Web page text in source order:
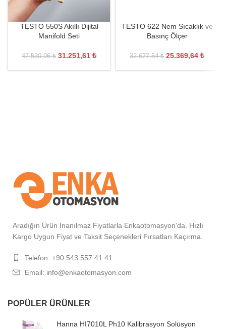
TESTO 550S Akıllı Dijital
Manifold Seti
47.530,96₺ 31.251,61 ₺
TESTO 622 Nem Sıcaklık ve
Basınç Ölçer
32.677,54₺ 25.369,64 ₺
Aradığın Ürün İnanılmaz Fiyatlarla Enkaotomasyon'da. Hızlı
Kargo Uygun Fiyat ve Taksit Seçenekleri Fırsatları Kaçırma.
Telefon: +90 543 557 41 41
Email: info@enkaotomasyon.com
POPÜLER ÜRÜNLER
Hanna HI7010L Ph10 Kalibrasyon Solüsyon